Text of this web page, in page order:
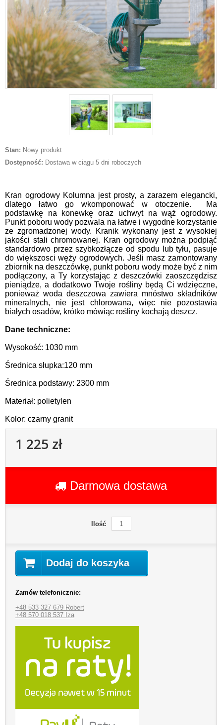
Stan: Nowy produkt
Dostępność: Dostawa w ciągu 5 dni roboczych
Kran ogrodowy Kolumna jest prosty, a zarazem elegancki,
dlatego łatwo go wkomponować w otoczenie. Ma
podstawkę na konewkę oraz uchwyt na wąż ogrodowy.
Punkt poboru wody pozwala na łatwe i wygodne korzystanie
ze zgromadzonej wody. Kranik wykonany jest z wysokiej
jakości stali chromowanej. Kran ogrodowy można podpiąć
standardowo przez szybkozłącze od spodu lub tyłu, pasuje
do większosci węży ogrodowych. Jeśli masz zamontowany
zbiornik na deszczówkę, punkt poboru wody może być z nim
podłączony, a Ty korzystając z deszczówki zaoszczędzisz
pieniądze, a dodatkowo Twoje rośliny będą Ci wdzięczne,
ponieważ woda deszczowa zawiera mnóstwo składników
mineralnych, nie jest chlorowana, więc nie pozostawia
białych osadów, krótko mówiąc rośliny kochają deszcz.
Dane techniczne:
Wysokość: 1030 mm
Średnica słupka:120 mm
Średnica podstawy: 2300 mm
Materiał: polietylen
Kolor: czarny granit
1 225 zł
Darmowa dostawa
Ilość
Dodaj do koszyka
Zamów telefonicznie:
+48 533 327 679 Robert
+48 570 018 537 Iza